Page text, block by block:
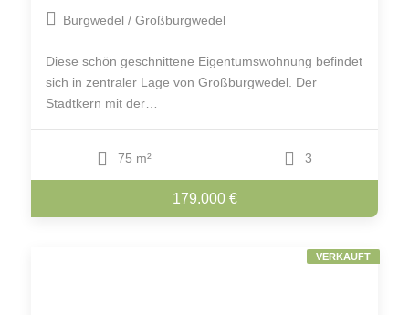
Burgwedel / Großburgwedel
Diese schön geschnittene Eigentumswohnung befindet
sich in zentraler Lage von Großburgwedel. Der
Stadtkern mit der…
75 m² 3
179.000 €
VERKAUFT